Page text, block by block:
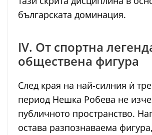
българската доминация.
IV. От спортна
обществена фигура
След края на най-силния ѝ
период Нешка Робева не
публичното пространство.
остава разпознаваема